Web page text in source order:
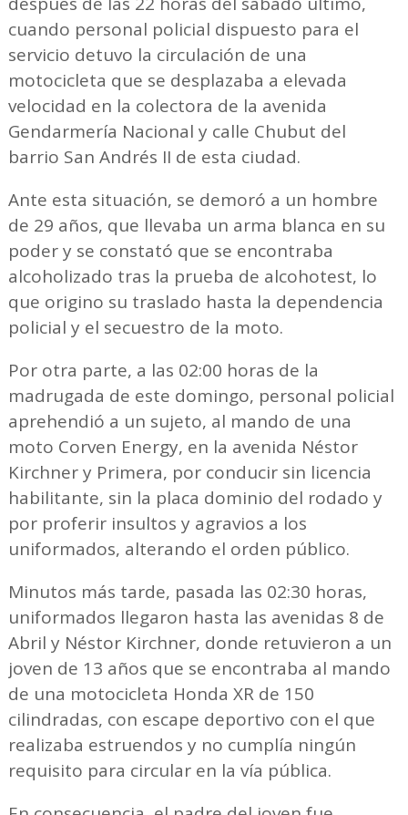
cuando personal policial dispuesto para el
servicio detuvo la circulación de una
motocicleta que se desplazaba a elevada
velocidad en la colectora de la avenida
Gendarmería Nacional y calle Chubut del
barrio San Andrés II de esta ciudad.
Ante esta situación, se demoró a un hombre
de 29 años, que llevaba un arma blanca en su
poder y se constató que se encontraba
alcoholizado tras la prueba de alcohotest, lo
que origino su traslado hasta la dependencia
policial y el secuestro de la moto.
Por otra parte, a las 02:00 horas de la
madrugada de este domingo, personal policial
aprehendió a un sujeto, al mando de una
moto Corven Energy, en la avenida Néstor
Kirchner y Primera, por conducir sin licencia
habilitante, sin la placa dominio del rodado y
por proferir insultos y agravios a los
uniformados, alterando el orden público.
Minutos más tarde, pasada las 02:30 horas,
uniformados llegaron hasta las avenidas 8 de
Abril y Néstor Kirchner, donde retuvieron a un
joven de 13 años que se encontraba al mando
de una motocicleta Honda XR de 150
cilindradas, con escape deportivo con el que
realizaba estruendos y no cumplía ningún
requisito para circular en la vía pública.